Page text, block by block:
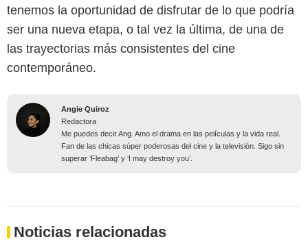
tenemos la oportunidad de disfrutar de lo que podría
ser una nueva etapa, o tal vez la última, de una de
las trayectorias más consistentes del cine
contemporáneo.
Angie Quiroz
Redactora
Me puedes decir Ang. Amo el drama en las películas y la vida real.
Fan de las chicas súper poderosas del cine y la televisión. Sigo sin
superar ‘Fleabag’ y ‘I may destroy you’.
Noticias relacionadas